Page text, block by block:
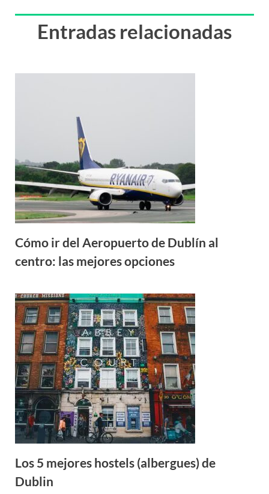
Entradas relacionadas
Cómo ir del Aeropuerto de Dublín al
centro: las mejores opciones
Los 5 mejores hostels (albergues) de
Dublin